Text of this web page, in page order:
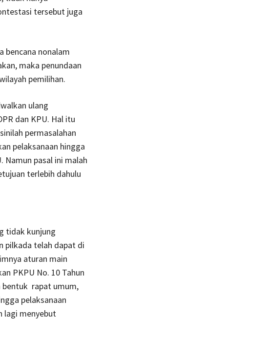
tersebut juga
bencana nonalam
maka penundaan
pemilihan.
ulang
dan KPU. Hal itu
permasalahan
pelaksanaan hingga
Namun pasal ini malah
terlebih dahulu
tidak kunjung
pilkada telah dapat di
aturan main
PKPU No. 10 Tahun
bentuk rapat umum,
pelaksanaan
lagi menyebut